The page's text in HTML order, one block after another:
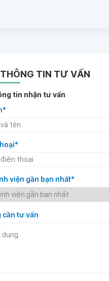
TIN TƯ VẤN
tin nhận tư vấn
viện gần bạn nhất*
cần tư vấn